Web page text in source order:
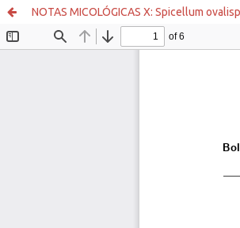
NOTAS MICOLÓGICAS X: Spicellum